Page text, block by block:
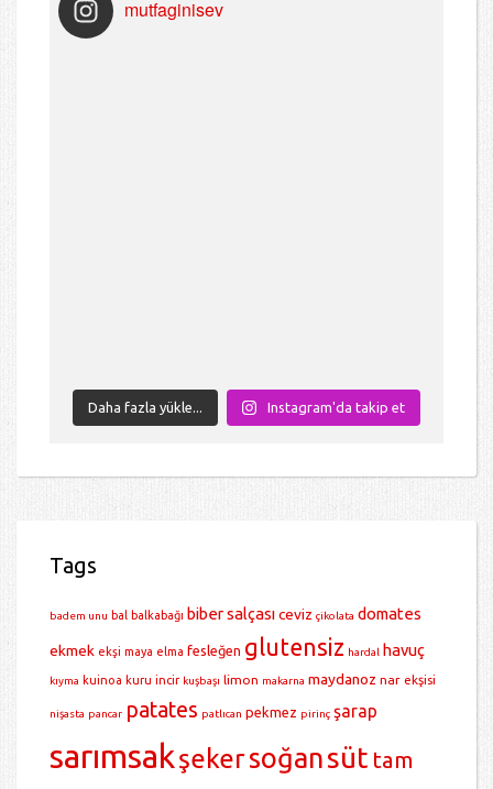
mutfaginisev
Daha fazla yükle... Instagram'da takip et
Tags
badem unu bal balkabağı biber salçasıceviz çikolata domates
ekmek ekşi maya elma fesleğen glutensiz hardal havuç
kıyma kuinoa kuru incir kuşbaşı limon makarna maydanoz nar ekşisi
nişasta pancar patates patlıcan pekmez pirinç şarap
sarımsakşekersoğansüt tam